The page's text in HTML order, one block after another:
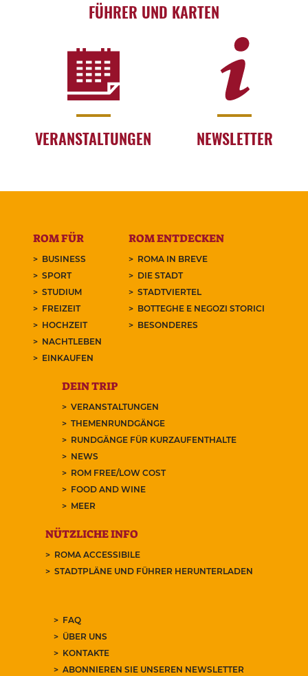
FÜHRER UND KARTEN
VERANSTALTUNGEN NEWSLETTER
ROM FÜR
BUSINESS
SPORT
STUDIUM
FREIZEIT
HOCHZEIT
NACHTLEBEN
EINKAUFEN
ROM ENTDECKEN
ROMA IN BREVE
DIE STADT
STADTVIERTEL
BOTTEGHE E NEGOZI STORICI
BESONDERES
DEIN TRIP
VERANSTALTUNGEN
THEMENRUNDGÄNGE
RUNDGÄNGE FÜR KURZAUFENTHALTE
NEWS
ROM FREE/LOW COST
FOOD AND WINE
MEER
NÜTZLICHE INFO
ROMA ACCESSIBILE
STADTPLÄNE UND FÜHRER HERUNTERLADEN
FAQ
ÜBER UNS
KONTAKTE
ABONNIEREN SIE UNSEREN NEWSLETTER